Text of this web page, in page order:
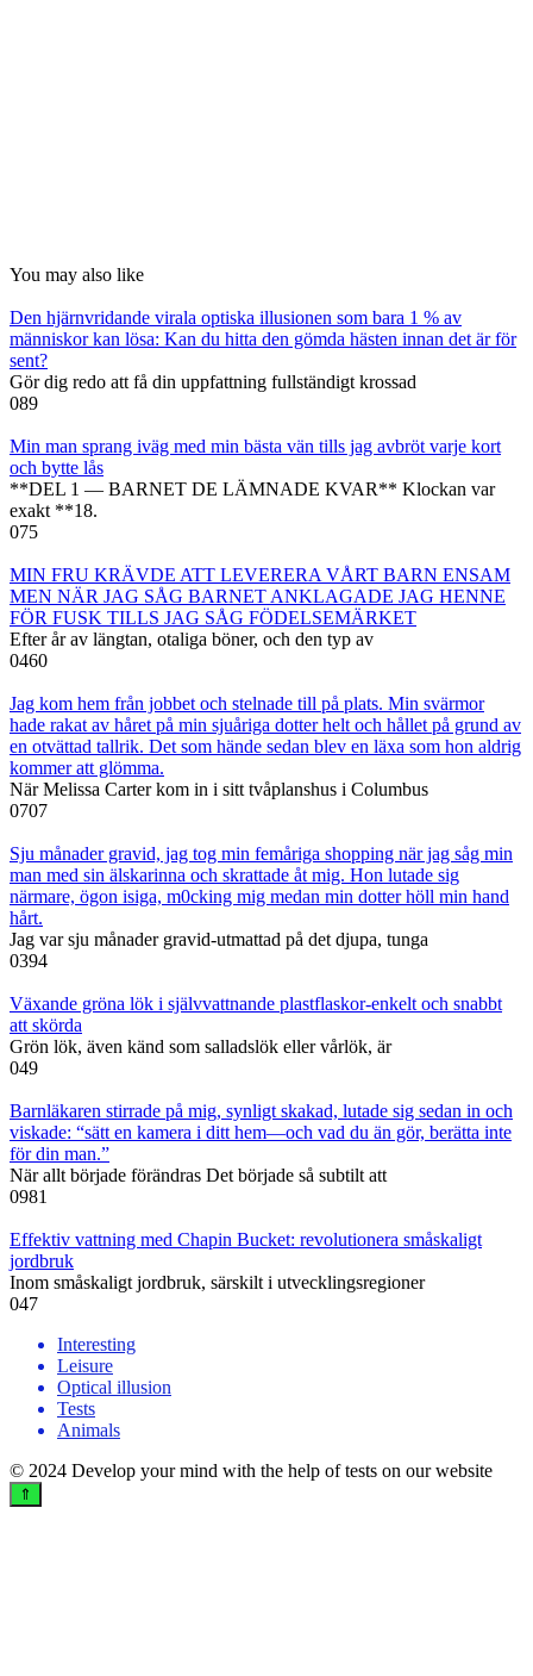
You may also like
Den hjärnvridande virala optiska illusionen som bara 1 % av
människor kan lösa: Kan du hitta den gömda hästen innan det är för
sent?
Gör dig redo att få din uppfattning fullständigt krossad
089
Min man sprang iväg med min bästa vän tills jag avbröt varje kort
och bytte lås
**DEL 1 — BARNET DE LÄMNADE KVAR** Klockan var
exakt **18.
075
MIN FRU KRÄVDE ATT LEVERERA VÅRT BARN ENSAM
MEN NÄR JAG SÅG BARNET ANKLAGADE JAG HENNE
FÖR FUSK TILLS JAG SÅG FÖDELSEMÄRKET
Efter år av längtan, otaliga böner, och den typ av
0460
Jag kom hem från jobbet och stelnade till på plats. Min svärmor
hade rakat av håret på min sjuåriga dotter helt och hållet på grund av
en otvättad tallrik. Det som hände sedan blev en läxa som hon aldrig
kommer att glömma.
När Melissa Carter kom in i sitt tvåplanshus i Columbus
0707
Sju månader gravid, jag tog min femåriga shopping när jag såg min
man med sin älskarinna och skrattade åt mig. Hon lutade sig
närmare, ögon isiga, m0cking mig medan min dotter höll min hand
hårt.
Jag var sju månader gravid-utmattad på det djupa, tunga
0394
Växande gröna lök i självvattnande plastflaskor-enkelt och snabbt
att skörda
Grön lök, även känd som salladslök eller vårlök, är
049
Barnläkaren stirrade på mig, synligt skakad, lutade sig sedan in och
viskade: “sätt en kamera i ditt hem—och vad du än gör, berätta inte
för din man.”
När allt började förändras Det började så subtilt att
0981
Effektiv vattning med Chapin Bucket: revolutionera småskaligt
jordbruk
Inom småskaligt jordbruk, särskilt i utvecklingsregioner
047
Interesting
Leisure
Optical illusion
Tests
Animals
© 2024 Develop your mind with the help of tests on our website